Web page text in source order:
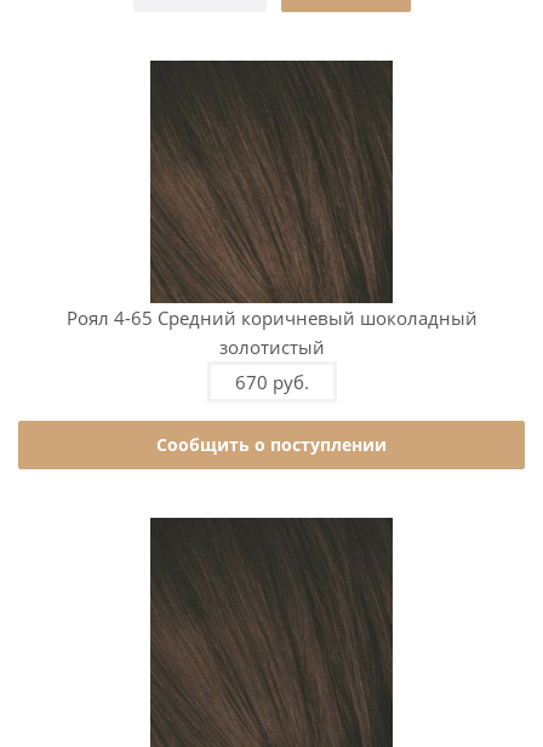
Роял 4-65 Средний коричневый шоколадный
золотистый
670 руб.
Сообщить о поступлении